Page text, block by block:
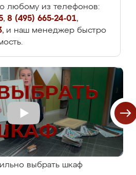
любому из телефонов:
, 8 (495) 665-24-01,
, и наш менеджер быстро
выбрать шкаф